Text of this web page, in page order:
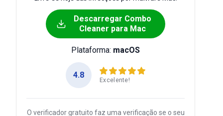
Descarregar Combo
Cleaner para Mac
Plataforma: macOS
4.8
Excelente!
O verificador gratuito faz uma verificação se o seu